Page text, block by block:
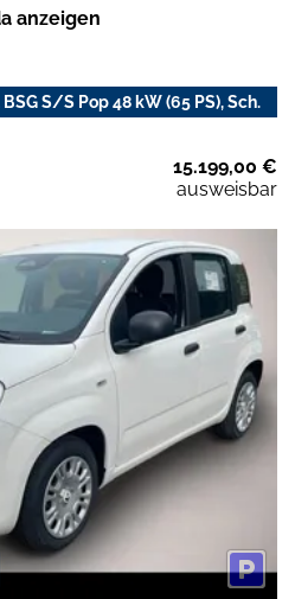
anzeigen
S/S Pop 48 kW (65 PS), Sch.
15.199,00 €
ausweisbar